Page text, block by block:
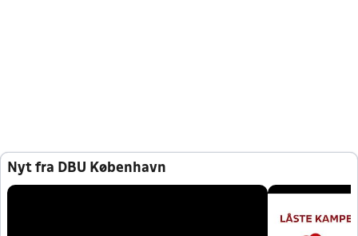
Nyt fra DBU København